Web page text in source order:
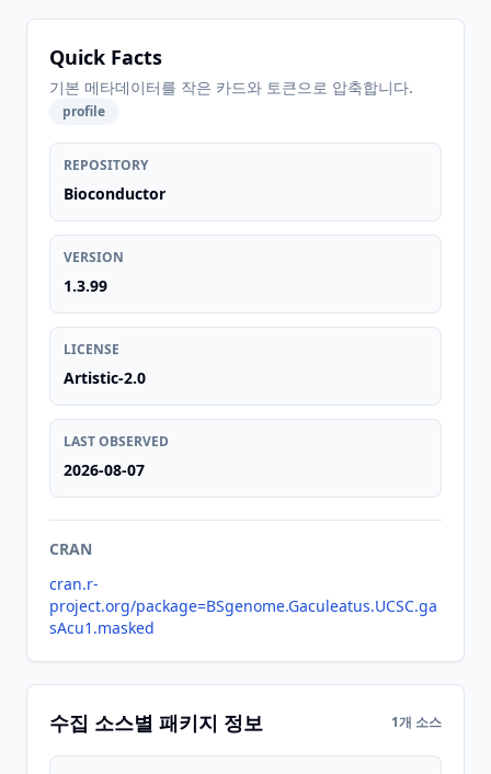
Quick Facts
기본 메타데이터를 작은 카드와 토큰으로 압축합니다.
profile
REPOSITORY
Bioconductor
VERSION
1.3.99
LICENSE
Artistic-2.0
LAST OBSERVED
2026-08-07
CRAN
cran.r-
project.org/package=BSgenome.Gaculeatus.UCSC.ga
sAcu1.masked
수집 소스별 패키지 정보 1개 소스